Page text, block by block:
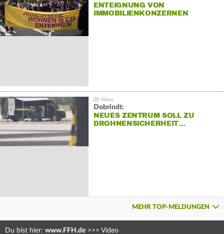
ENTEIGNUNG VON
IMMOBILIENKONZERNEN
Dobrindt:
NEUES ZENTRUM SOLL ZU
DROHNENSICHERHEIT…
MEHR TOP-MELDUNGEN
Du bist hier: www.FFH.de >>> Video